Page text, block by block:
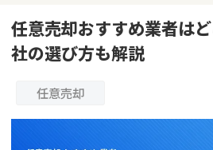
都道府県を選択 相
更新日 :2026年07月31日
任意売却おすすめ業者は
社の選び方も解説
任意売却